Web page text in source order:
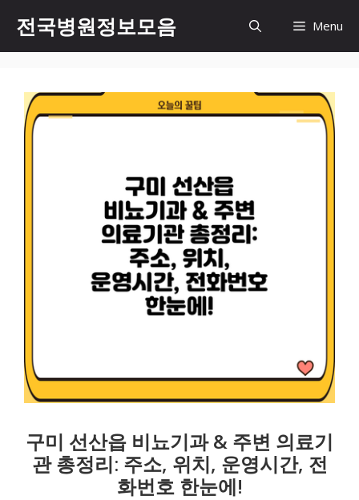
츠
전국병원정보모음 Menu
구미 선산읍 비뇨기과 & 주변 의료기
관 총정리: 주소, 위치, 운영시간, 전
화번호 한눈에!